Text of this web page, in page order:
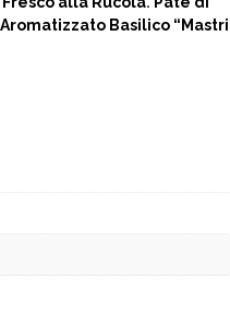
Basilico “Mastri